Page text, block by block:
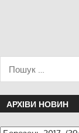
АРХІВИ НОВИН